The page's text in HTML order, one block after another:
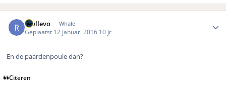
rhellevo Whale
Geplaatst 12 januari 2016 10 jr
En de paardenpoule dan?
Citeren